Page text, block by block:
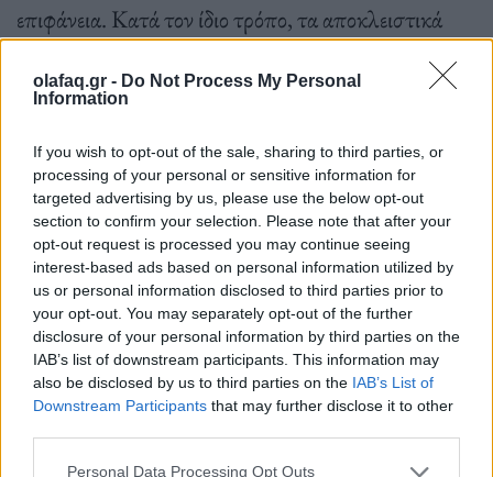
olafaq.gr - Do Not Process My Personal
Information
If you wish to opt-out of the sale, sharing to third parties, or
processing of your personal or sensitive information for
targeted advertising by us, please use the below opt-out
section to confirm your selection. Please note that after your
opt-out request is processed you may continue seeing
interest-based ads based on personal information utilized by
us or personal information disclosed to third parties prior to
your opt-out. You may separately opt-out of the further
disclosure of your personal information by third parties on the
IAB’s list of downstream participants. This information may
also be disclosed by us to third parties on the IAB’s List of
Downstream Participants that may further disclose it to other
Personal Data Processing Opt Outs
επιφάνεια. Κατά τον ίδιο τρόπο, τα αποκλειστικά
πατάκια σε απόχρωση «red clay» προσθέτουν την
τελευταία πινελιά στο εσωτερικό. Τα μαρσπιέ των
αλουμίνιο που έχει επάνω του έναν Σταυρό του
Αγίου Ανδρέα, εμπνευσμένο από την αρχιτεκτονική
του σταδίου Roland-Garros, μαζί με την επιγραφή
“Roland-Garros Paris”.
Give Me 5, πρωτοβουλίες και δράσεις για τις
υποβαθμισμένες γειτονιές